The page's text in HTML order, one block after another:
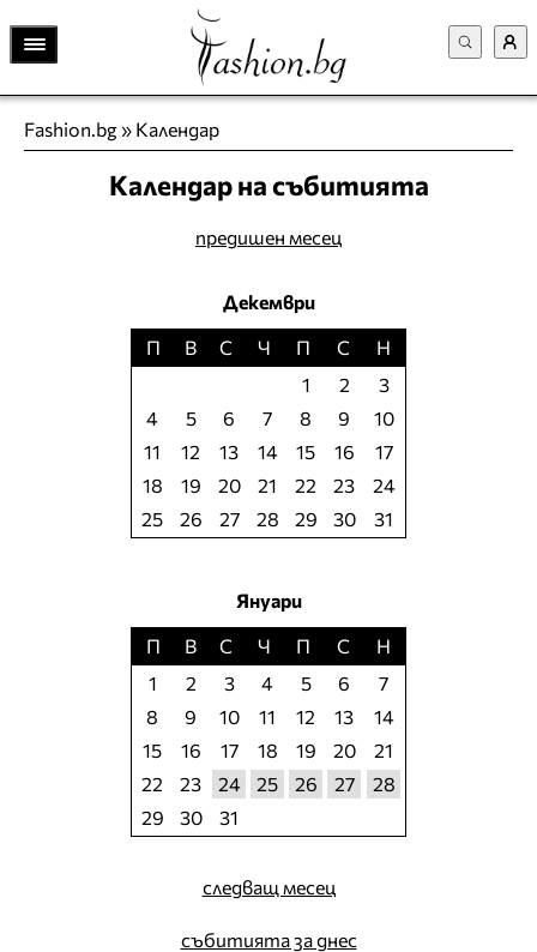
Fashion.bg» Календар
Календар на събитията
предишен месец
Декември
П
В С Ч П С
Н
1
2
3
4
5 6 7 8 9
10
11
12 13 14 15 16
17
18
19 20 21 22 23
24
25
26 27 28 29 30 31
Януари
П
В С Ч П С
Н
1
2 3 4 5 6
7
8
9 10 11 12 13
14
15
16 17 18 19 20
21
22
23 24 25 26 27
28
29
30 31
следващ месец
събитията за днес